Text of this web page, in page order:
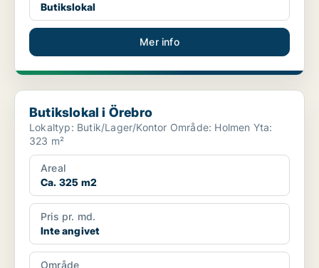
Butikslokal
Mer info
Butikslokal i Örebro
Butikslokal i Örebro
Lokaltyp: Butik/Lager/Kontor Område: Holmen Yta:
323 m²
Areal
Ca. 325 m2
Pris pr. md.
Inte angivet
Område